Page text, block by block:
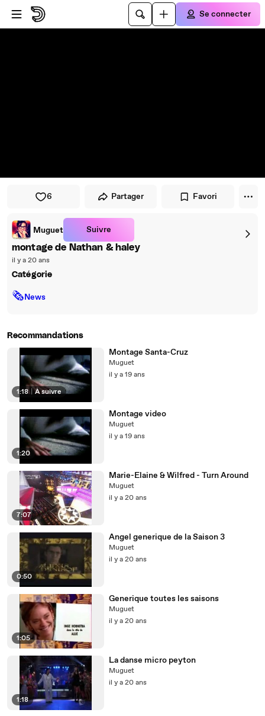
Passer au player
Passer au contenu principal
Se connecter
6 Partager Favori
Muguet Suivre
montage de Nathan & haley
il y a 20 ans
Catégorie
🗞News
Recommandations
1:18 À suivre
Montage Santa-Cruz
Muguet
il y a 19 ans
1:20
Montage video
Muguet
il y a 19 ans
7:07
Marie-Elaine & Wilfred - Turn Around
Muguet
il y a 20 ans
0:50
Angel generique de la Saison 3
Muguet
il y a 20 ans
1:05
Generique toutes les saisons
Muguet
il y a 20 ans
1:18
La danse micro peyton
Muguet
il y a 20 ans